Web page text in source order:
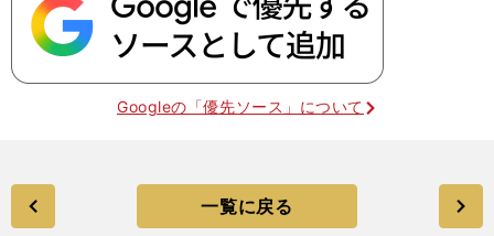
Googleの「優先ソース」について
一覧に戻る